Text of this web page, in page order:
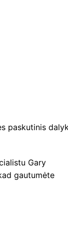
paskutinis
Gary
gautumėte